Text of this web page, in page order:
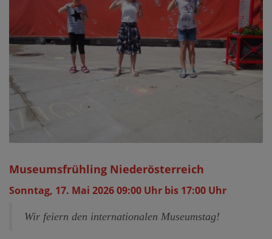
Museumsfrühling Niederösterreich
Sonntag, 17. Mai 2026 09:00 Uhr bis 17:00 Uhr
Wir feiern den internationalen Museumstag!